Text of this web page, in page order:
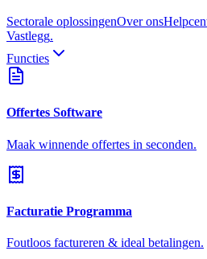
Sectorale oplossingenOver ons
Vastlegg.
Functies
Offertes Software
Maak winnende offertes in seconden.
Facturatie Programma
Foutloos factureren & ideal betalingen.